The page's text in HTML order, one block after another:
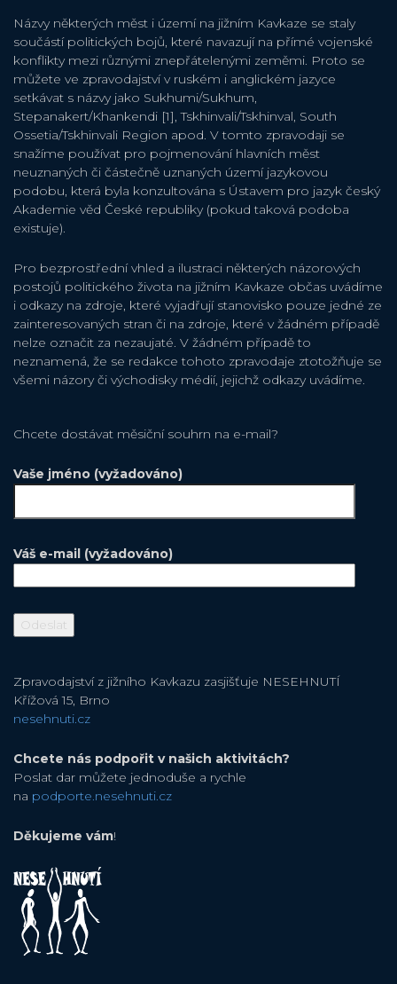
Názvy některých měst i území na jižním Kavkaze se staly
součástí politických bojů, které navazují na přímé vojenské
konflikty mezi různými znepřátelenými zeměmi. Proto se
můžete ve zpravodajství v ruském i anglickém jazyce
setkávat s názvy jako Sukhumi/Sukhum,
Stepanakert/Khankendi [1], Tskhinvali/Tskhinval, South
Ossetia/Tskhinvali Region apod. V tomto zpravodaji se
snažíme používat pro pojmenování hlavních měst
neuznaných či částečně uznaných území jazykovou
podobu, která byla konzultována s Ústavem pro jazyk český
Akademie věd České republiky (pokud taková podoba
existuje).
Pro bezprostřední vhled a ilustraci některých názorových
postojů politického života na jižním Kavkaze občas uvádíme
i odkazy na zdroje, které vyjadřují stanovisko pouze jedné ze
zainteresovaných stran či na zdroje, které v žádném případě
nelze označit za nezaujaté. V žádném případě to
neznamená, že se redakce tohoto zpravodaje ztotožňuje se
všemi názory či východisky médií, jejichž odkazy uvádíme.
Chcete dostávat měsiční souhrn na e-mail?
Vaše jméno (vyžadováno)
Váš e-mail (vyžadováno)
Zpravodajství z jižního Kavkazu zasjišťuje NESEHNUTÍ
Křížová 15, Brno
nesehnuti.cz
Chcete nás podpořit v našich aktivitách?
Poslat dar můžete jednoduše a rychle
na podporte.nesehnuti.cz
Děkujeme vám!